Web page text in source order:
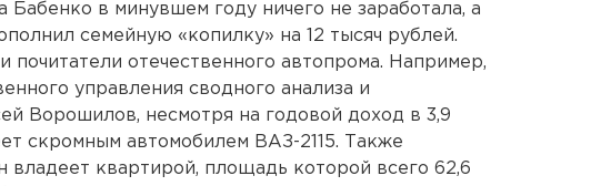
в минувшем году ничего не заработала, а
семейную «копилку» на 12 тысяч рублей.
почитатели отечественного автопрома. Например,
управления сводного анализа и
Ворошилов, несмотря на годовой доход в 3,9
скромным автомобилем ВАЗ-2115. Также
владеет квартирой, площадь которой всего 62,6